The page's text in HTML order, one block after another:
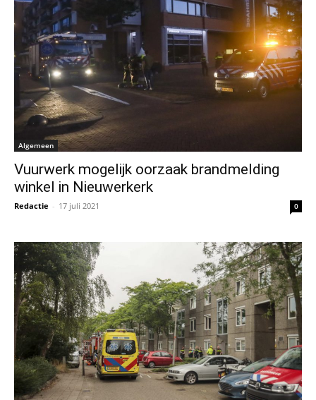
Algemeen
Vuurwerk mogelijk oorzaak brandmelding
winkel in Nieuwerkerk
Redactie - 17 juli 2021 0